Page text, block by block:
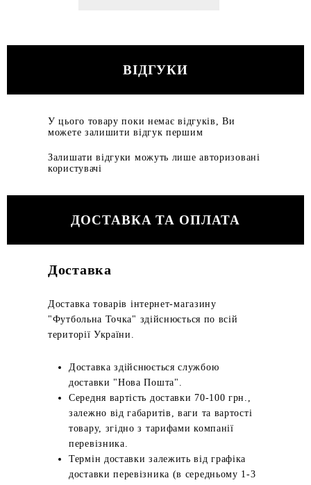
ВІДГУКИ
У цього товару поки немає відгуків, Ви
можете залишити відгук першим
Залишати відгуки можуть лише авторизовані
користувачі
ДОСТАВКА ТА ОПЛАТА
Доставка
Доставка товарів інтернет-магазину
"Футбольна Точка" здійснюється по всій
території України.
Доставка здійснюється службою
доставки "Нова Пошта".
Середня вартість доставки 70-100 грн.,
залежно від габаритів, ваги та вартості
товару, згідно з тарифами компанії
перевізника.
Термін доставки залежить від графіка
доставки перевізника (в середньому 1-3